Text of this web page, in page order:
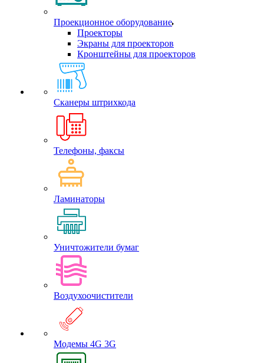
Проекционное оборудование
Проекторы
Экраны для проекторов
Кронштейны для проекторов
Сканеры штрихкода
Телефоны, факсы
Ламинаторы
Уничтожители бумаг
Воздухоочистители
Модемы 4G 3G